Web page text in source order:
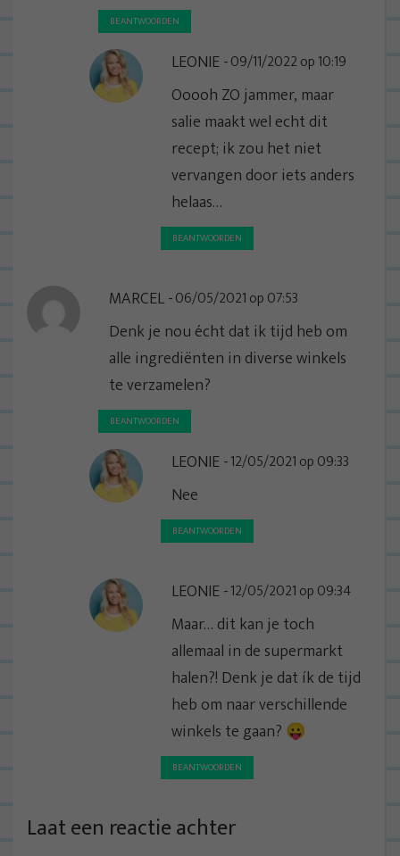
BEANTWOORDEN
LEONIE 09/11/2022 op 10:19
Ooooh ZO jammer, maar
salie maakt wel echt dit
recept; ik zou het niet
vervangen door iets anders
helaas…
BEANTWOORDEN
MARCEL 06/05/2021 op 07:53
Denk je nou écht dat ik tijd heb om
alle ingrediënten in diverse winkels
te verzamelen?
BEANTWOORDEN
LEONIE 12/05/2021 op 09:33
Nee
BEANTWOORDEN
LEONIE 12/05/2021 op 09:34
Maar… dit kan je toch
allemaal in de supermarkt
halen?! Denk je dat ík de tijd
heb om naar verschillende
winkels te gaan? 😛
BEANTWOORDEN
Laat een reactie achter